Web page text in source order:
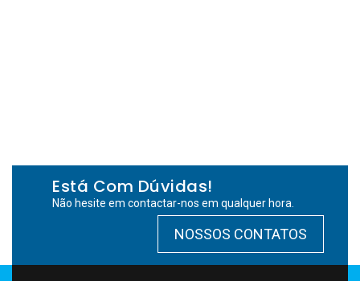
Está Com Dúvidas!
Não hesite em contactar-nos em qualquer hora.
NOSSOS CONTATOS